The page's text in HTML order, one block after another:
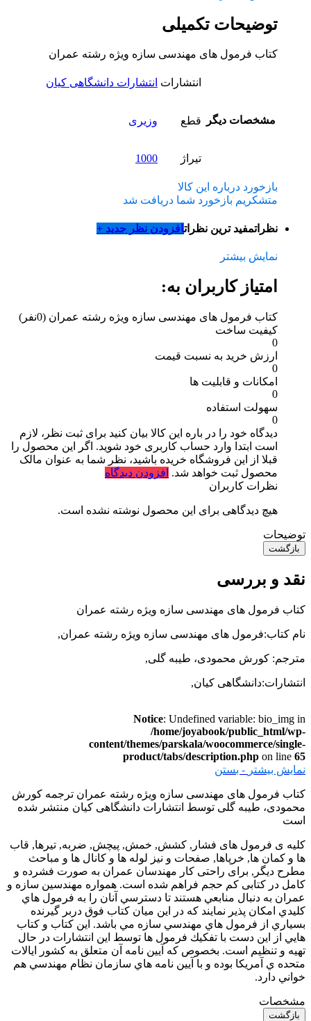
توضیحات تکمیلی
کتاب فرمول های مهندسی سازه ویژه رشته عمران
مشخصات دیگر
انتشارات انتشارات دانشگاهی کیان
قطع وزیری
تیراژ 1000
بازخورد درباره این کالا
متشکریم بازخورد شما دریافت شد
نظراتمفید ترین نظراتافزودن نظر جدید +
نمایش بیشتر
امتیاز کاربران به:
کتاب فرمول های مهندسی سازه ویژه رشته عمران (0نفر)
کیفیت ساخت
0
ارزش خرید به نسبت قیمت
0
امکانات و قابلیت ها
0
سهولت استفاده
0
دیدگاه خود را در باره این کالا بیان کنید برای ثبت نظر، لازم
است ابتدا وارد حساب کاربری خود شوید. اگر این محصول را
قبلا از این فروشگاه خریده باشید، نظر شما به عنوان مالک
محصول ثبت خواهد شد. افزودن دیدگاه
نظرات کاربران
هیچ دیدگاهی برای این محصول نوشته نشده است.
توضیحات
بازگشت
نقد و بررسی
کتاب فرمول های مهندسی سازه ویژه رشته عمران
نام کتاب:فرمول های مهندسی سازه ویژه رشته عمران,
مترجم: کورش محمودی، طیبه گلی,
انتشارات:دانشگاهی کیان,
Notice: Undefined variable: bio_img in
/home/joyabook/public_html/wp-
content/themes/parskala/woocommerce/single-
product/tabs/description.php on line 65
نمایش بیشتر - بستن
کتاب فرمول های مهندسی سازه ویژه رشته عمران ترجمه کورش
محمودی، طیبه گلی توسط انتشارات دانشگاهی کیان منتشر شده
است
کلیه ی فرمول های فشار, کشش, خمش, پیچش, ضربه, تیرها, قاب
ها و کمان ها, خرپاها, صفحات و نیز لوله ها و کانال ها و مباحث
مطرح دیگر, برای راحتی کار مهندسان عمران به صورت فشرده و
کامل در کتابی کم حجم فراهم شده است. همواره مهندسين سازه و
عمران به دنبال منابعي هستند تا دسترسي آنان را به فرمول هاي
كليدي امكان پذير نمايند كه در اين ميان كتاب فوق دربر گيرنده
بسياري از فرمول هاي مهندسي سازه مي باشد. اين كتاب و كتاب
هايي از اين دست با تفكيك فرمول ها توسط اين انتشارات در حال
تهيه و تنظيم است. بخصوص كه آيين نامه آن متعلق به كشور ايالات
متحده ي آمريكا بوده و با آيين نامه هاي سازمان نظام مهندسي هم
خواني دارد.
مشخصات
بازگشت